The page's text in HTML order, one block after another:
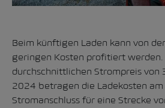
Beim künftigen Laden kann von
geringen Kosten profitiert werden.
durchschnittlichen Strompreis von
2024 betragen die Ladekosten
Stromanschluss für eine Strecke